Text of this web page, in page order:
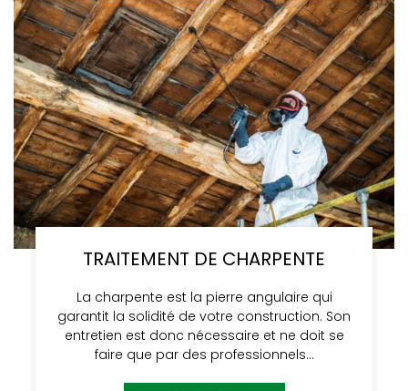
TRAITEMENT DE CHARPENTE
La charpente est la pierre angulaire qui
garantit la solidité de votre construction. Son
entretien est donc nécessaire et ne doit se
faire que par des professionnels…